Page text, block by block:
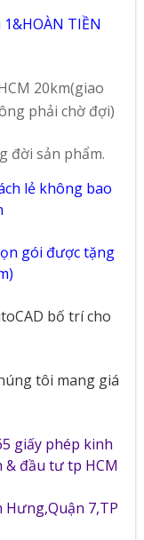
TIỀN
20km(giao
phải chờ đợi)
đời sản phẩm.
lẻ không bao
gói được tặng
bố trí cho
tôi mang giá
giấy phép kinh
& đầu tư tp HCM
Hưng,Quận 7,TP